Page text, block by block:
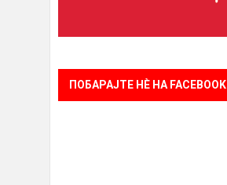
ПОБАРАЈТЕ НÈ НА FACEBOOK